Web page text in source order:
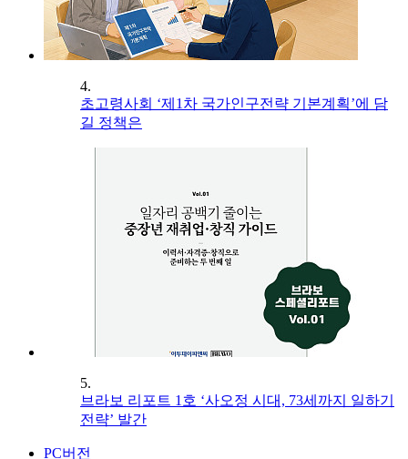
4.
초고령사회 ‘제1차 국가인구전략 기본계획’에 담
길 정책은
5.
브라보 리포트 1호 ‘사오정 시대, 73세까지 일하기
전략’ 발간
PC버전